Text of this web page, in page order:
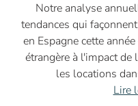
Notre analyse
tendances qui
en Espagne cette
étrangère à l'impact
les locations
Lire